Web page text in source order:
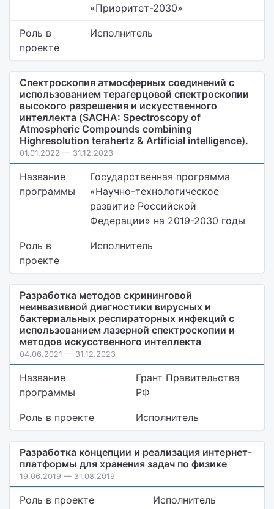
«Приоритет-2030»
Роль в
проекте
Исполнитель
Спектроскопия атмосферных соединений с
использованием терагерцовой спектроскопии
высокого разрешения и искусственного
интеллекта (SACHA: Spectroscopy of
Atmospheric Compounds combining
Highresolution terahertz & Artificial intelligence).
01.01.2022 — 31.12.2023
Название
программы
Государственная программа
«Научно-технологическое
развитие Российской
Федерации» на 2019-2030 годы
Роль в
проекте
Исполнитель
Разработка методов скрининговой
неинвазивной диагностики вирусных и
бактериальных респираторных инфекций с
использованием лазерной спектроскопии и
методов искусственного интеллекта
04.06.2021 — 31.12.2023
Название
программы
Грант Правительства
РФ
Роль в проекте Исполнитель
Разработка концепции и реализация интернет-
платформы для хранения задач по физике
19.06.2019 — 31.08.2019
Роль в проекте Исполнитель